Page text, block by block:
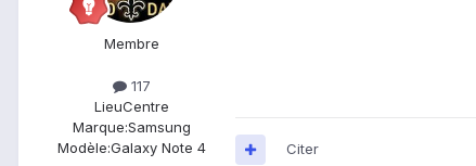
Membre
117
LieuCentre
Marque:Samsung
Modèle:Galaxy Note 4 Citer